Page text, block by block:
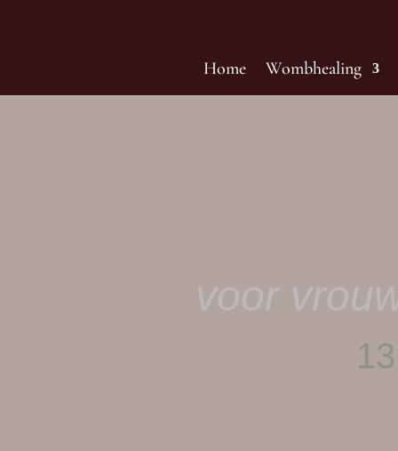
Home Wombhealing
voor